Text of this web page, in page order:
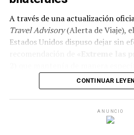
naturalizado”,
Giusto.
Uno de los emergentes más claros
es la frase “negro de mierda”, una
fuertemente arraigada en el habla
condensa racismo y clasismo.
justificación de que la agresión
A través de una actualización
Travel Advisory(Alerta de Viaje),
Estados Unidos dispuso dejar sin
territorio rosarino.
Con esta modificación, la ciudad
pasó a estar alineada con el
Nivel 1
CONTINUAR
ANUNCIO